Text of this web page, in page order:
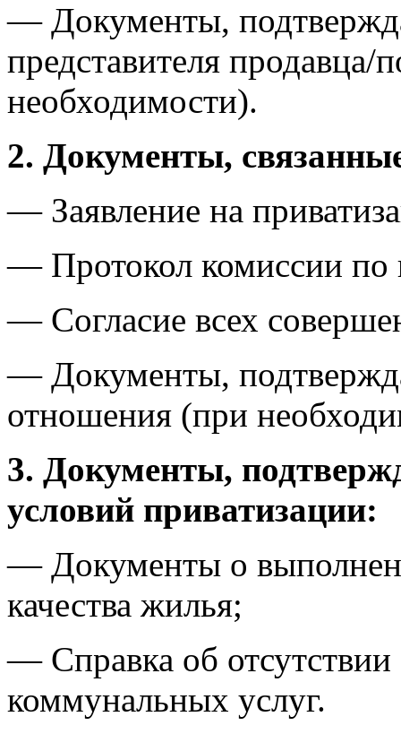
— Документы,
представителя продавца/
необходимости).
2. Документы,
— Заявление на
— Протокол комиссии по
— Согласие всех
— Документы,
отношения (при
3. Документы,
условий приватизации:
— Документы о
качества жилья;
— Справка об отсутствии
коммунальных услуг.